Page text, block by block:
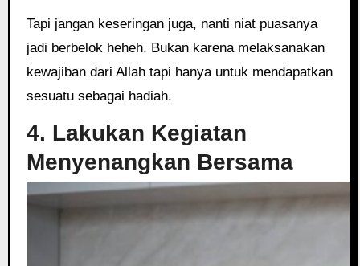
Tapi jangan keseringan juga, nanti niat puasanya
jadi berbelok heheh. Bukan karena melaksanakan
kewajiban dari Allah tapi hanya untuk mendapatkan
sesuatu sebagai hadiah.
4. Lakukan Kegiatan
Menyenangkan Bersama